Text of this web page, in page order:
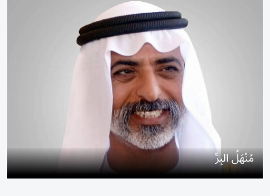
مُنْهَلُ البِرِّ